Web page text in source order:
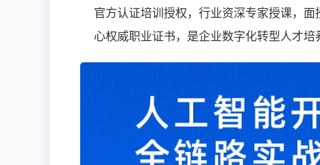
官方认证培训授权，行业资深专家授课，
心权威职业证书，是企业数字化转型人才培